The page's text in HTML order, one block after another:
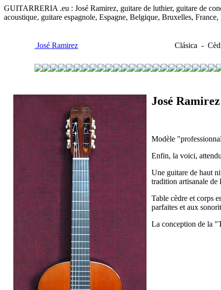
GUITARRERIA .eu : José Ramirez, guitare de luthier, guitare de
acoustique, guitare espagnole, Espagne, Belgique, Bruxelles,
José Ramirez Clásica -
José Ramirez
Modèle
Enfin, la voici,
Une guitare de haut
tradition artisanale de
Table cèdre et corps
parfaites et aux
La conception de la